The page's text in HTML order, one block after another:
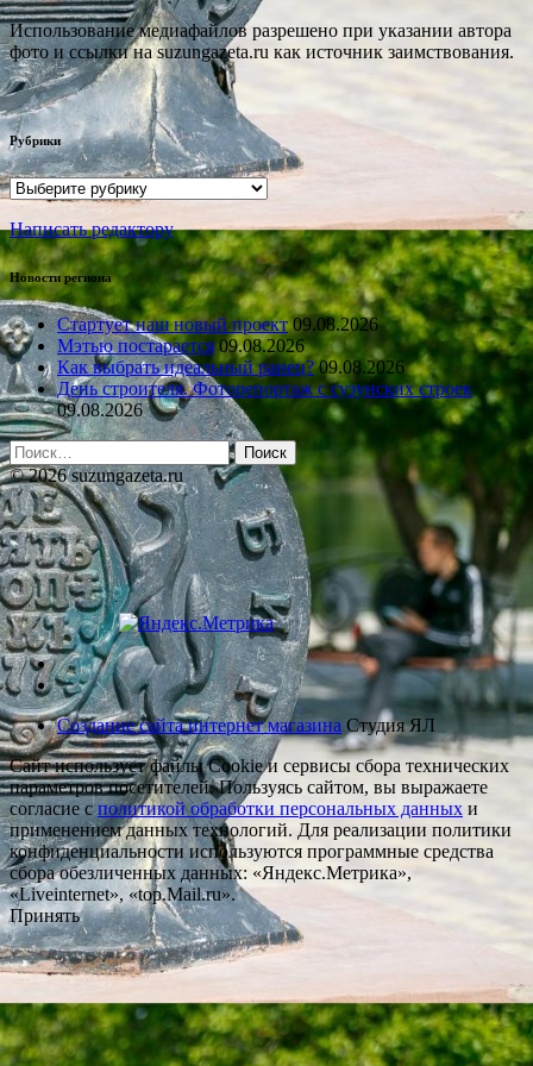
Использование медиафайлов разрешено при указании автора
фото и ссылки на suzungazeta.ru как источник заимствования.
Рубрики
Рубрики
Написать редактору
Новости региона
Стартует наш новый проект 09.08.2026
Мэтью постарается 09.08.2026
Как выбрать идеальный ранец? 09.08.2026
День строителя. Фоторепортаж с сузунских строек
09.08.2026
Найти:
© 2026 suzungazeta.ru
Создание сайта интернет магазина Студия ЯЛ
Сайт использует файлы Cookie и сервисы сбора технических
параметров посетителей. Пользуясь сайтом, вы выражаете
согласие сполитикой обработки персональных данных и
применением данных технологий. Для реализации политики
конфиденциальности используются программные средства
сбора обезличенных данных: «Яндекс.Метрика»,
«Liveinternet», «top.Mail.ru».
Принять